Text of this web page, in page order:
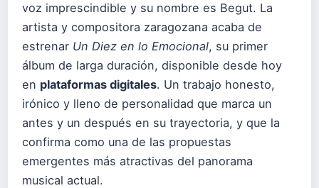
voz imprescindible y su nombre es Begut. La
artista y compositora zaragozana acaba de
estrenar Un Diez en lo Emocional, su primer
álbum de larga duración, disponible desde hoy
en plataformas digitales. Un trabajo honesto,
irónico y lleno de personalidad que marca un
antes y un después en su trayectoria, y que la
confirma como una de las propuestas
emergentes más atractivas del panorama
musical actual.